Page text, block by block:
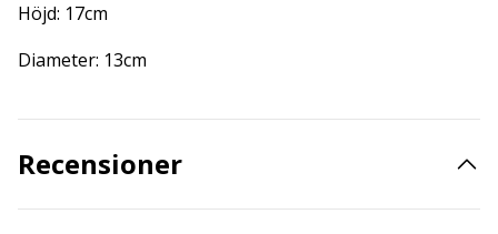
Höjd: 17cm
Diameter: 13cm
Recensioner